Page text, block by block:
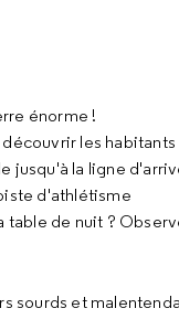
énorme !
les
jusqu'à la ligne
d'athlétisme
de nuit ?
sourds et